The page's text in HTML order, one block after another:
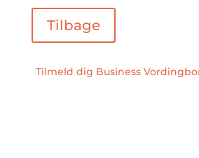
Tilbage
Tilmeld dig Business